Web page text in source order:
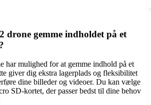
drone gemme indholdet på et
har mulighed for at gemme indhold på et
giver dig ekstra lagerplads og fleksibilitet
dine billeder og videoer. Du kan vælge
SD-kortet, der passer bedst til dine behov